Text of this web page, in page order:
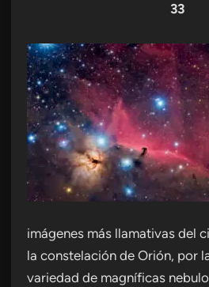
33
imágenes más llamativas del
la constelación de Orión, por
variedad de magníficas